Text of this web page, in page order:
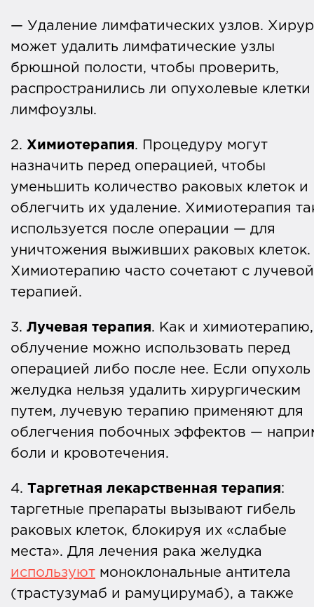
— Удаление лимфатических узлов.
может удалить лимфатические узлы
брюшной полости, чтобы проверить,
распространились ли опухолевые клетки
лимфоузлы.
2. Химиотерапия. Процедуру могут
назначить перед операцией, чтобы
уменьшить количество раковых клеток и
облегчить их удаление. Химиотерапия
используется после операции — для
уничтожения выживших раковых клеток.
Химиотерапию часто сочетают с лучевой
терапией.
3. Лучевая терапия. Как и химиотерапию,
облучение можно использовать перед
операцией либо после нее. Если опухоль
желудка нельзя удалить хирургическим
путем, лучевую терапию применяют для
облегчения побочных эффектов —
боли и кровотечения.
4. Таргетная лекарственная терапия:
таргетные препараты вызывают гибель
раковых клеток, блокируя их «слабые
места». Для лечения рака желудка
используют моноклональные антитела
(трастузумаб и рамуцирумаб), а также